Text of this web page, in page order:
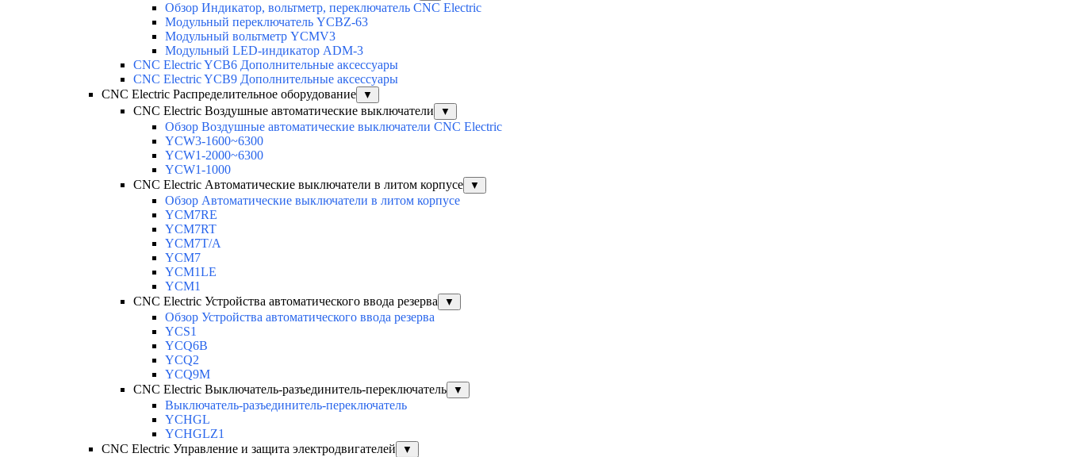
Обзор Индикатор, вольтметр, переключатель CNC Electric
Модульный переключатель YCBZ-63
Модульный вольтметр YCMV3
Модульный LED-индикатор ADM-3
CNC Electric YCB6 Дополнительные аксессуары
CNC Electric YCB9 Дополнительные аксессуары
CNC Electric Распределительное оборудование
▼
CNC Electric Воздушные автоматические выключатели ▼
Обзор Воздушные автоматические выключатели CNC Electric
YCW3-1600~6300
YCW1-2000~6300
YCW1-1000
CNC Electric Автоматические выключатели в литом корпусе
▼
Обзор Автоматические выключатели в литом корпусе
YCM7RE
YCM7RT
YCM7T/A
YCM7
YCM1LE
YCM1
CNC Electric Устройства автоматического ввода резерва
▼
Обзор Устройства автоматического ввода резерва
YCS1
YCQ6B
YCQ2
YCQ9M
CNC Electric Выключатель-разъединитель-переключатель
▼
Выключатель-разъединитель-переключатель
YCHGL
YCHGLZ1
CNC Electric Управление и защита электродвигателей
▼